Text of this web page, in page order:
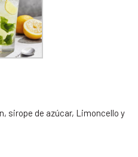
sirope de azúcar, Limoncello y